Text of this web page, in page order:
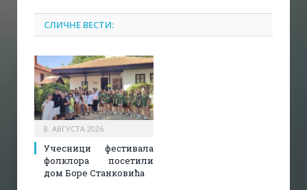
СЛИЧНЕ ВЕСТИ:
8. АВГУСТА 2026.
Учесници фестивала
фолклора посетили
дом Боре Станковића